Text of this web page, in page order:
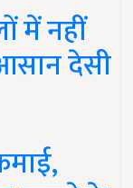
में नहीं
देसी